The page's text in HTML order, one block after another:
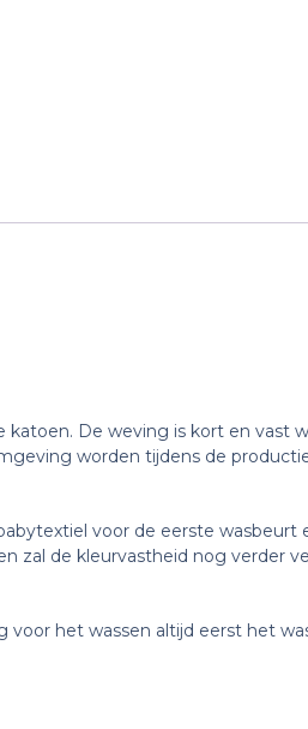
De weving is kort en vast
worden tijdens de
voor de eerste
zal de kleurvastheid nog verder
het wassen altijd eerst het